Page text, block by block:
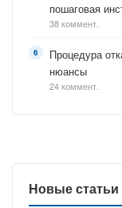
пошаговая
38 коммент.
Процедура
нюансы
24 коммент.
Новые статьи